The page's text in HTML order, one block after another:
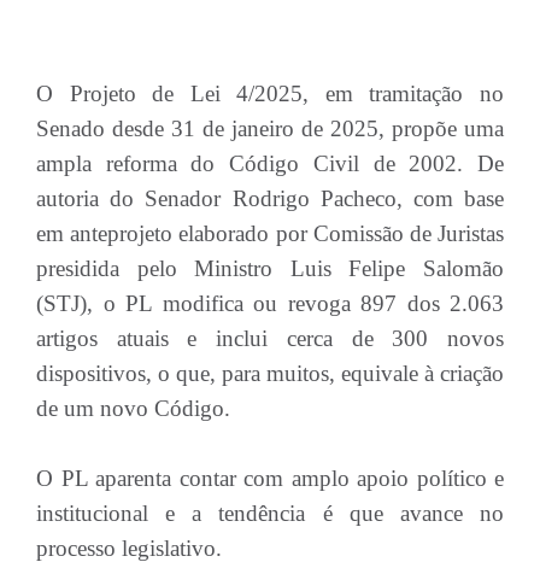
O Projeto de Lei 4/2025, em tramitação no
Senado desde 31 de janeiro de 2025, propõe uma
ampla reforma do Código Civil de 2002. De
autoria do Senador Rodrigo Pacheco, com base
em anteprojeto elaborado por Comissão de Juristas
presidida pelo Ministro Luis Felipe Salomão
(STJ), o PL modifica ou revoga 897 dos 2.063
artigos atuais e inclui cerca de 300 novos
dispositivos, o que, para muitos, equivale à criação
de um novo Código.
O PL aparenta contar com amplo apoio político e
institucional e a tendência é que avance no
processo legislativo.